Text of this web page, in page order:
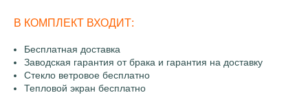
В КОМПЛЕКТ ВХОДИТ:
Бесплатная доставка
Заводская гарантия от брака и гарантия на доставку
Стекло ветровое бесплатно
Тепловой экран бесплатно